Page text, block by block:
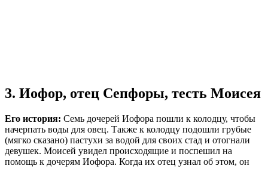
3. Иофор, отец Сепфоры, тесть Моисея
Его история: Семь дочерей Иофора пошли к колодцу, чтобы
начерпать воды для овец. Также к колодцу подошли грубые
(мягко сказано) пастухи за водой для своих стад и отогнали
девушек. Моисей увидел происходящие и поспешил на
помощь к дочерям Иофора. Когда их отец узнал об этом, он